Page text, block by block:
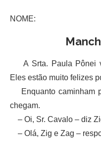
NOME:
A Srta. Paula Pônei
Eles estão muito felizes
Enquanto caminham
chegam.
– Oi, Sr. Cavalo – diz
– Olá, Zig e Zag –